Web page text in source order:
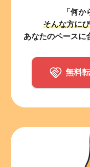
「何
そんな方に
あなたのペースに
無料